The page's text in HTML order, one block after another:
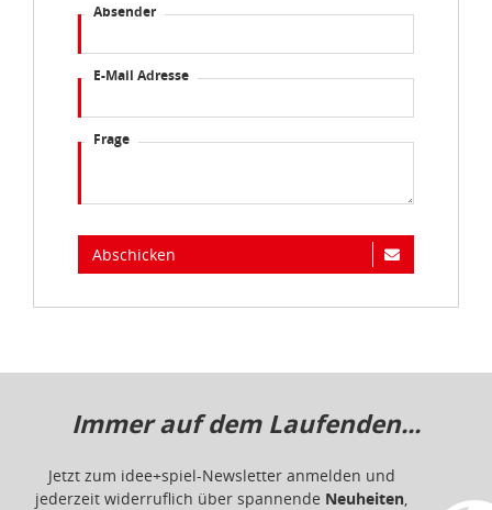
Absender
E-Mail Adresse
Frage
Abschicken
Immer auf dem Laufenden...
Jetzt zum idee+spiel-Newsletter anmelden und
jederzeit widerruflich über spannende Neuheiten,